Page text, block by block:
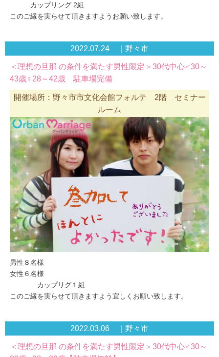
カップリング 2組
このご縁を実らせて頂きますようお願い致します。
2022.07.24 ｜野々市
＜理想の旦那 の条件を満たす男性限定＞30代中心♂30～
43歳♀28～42歳 駐車場完備
開催場所：野々市市文化会館フォルテ 2階 セミナー
ルーム
男性８名様
女性６名様
カップリグ１組
このご縁を実らせて頂きますよう宜しくお願い致します。
2022.03.06 ｜野々市
＜理想の旦那 の条件を満たす男性限定＞30代中心♂30～